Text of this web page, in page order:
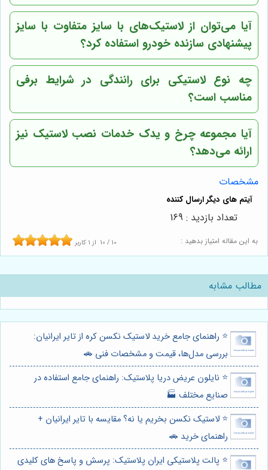
آیا می‌توان از لاستیک‌های با سایز متفاوت با سایز
پیشنهادی سازنده خودرو استفاده کرد؟
چه نوع لاستیکی برای رانندگی در شرایط برفی
مناسب است؟
آیا مجموعه چرخ و یدک خدمات نصب لاستیک نیز
ارائه می‌دهد؟
مشخصات
به این مقاله امتیاز بدهید : 10 / 10 از 1 کاربر
تعداد بازدید : 169
مطالب مشابه
⭐️ راهنمای جامع خرید لاستیک نکسن کره از تایر ایرانیان:
بررسی مدل‌ها، قیمت و مشخصات فنی 🚗
⭐️ نایلون عریض دریا پلاستیک: راهنمای جامع استفاده در
صنایع مختلف 🏭
⭐️ لاستیک نکسن بخریم یا نه؟ مقایسه با تایر ایرانیان +
راهنمای خرید 🚗
⭐️ پالت پلاستیکی ایران پلاستیک: پرسش و پاسخ های کلیدی